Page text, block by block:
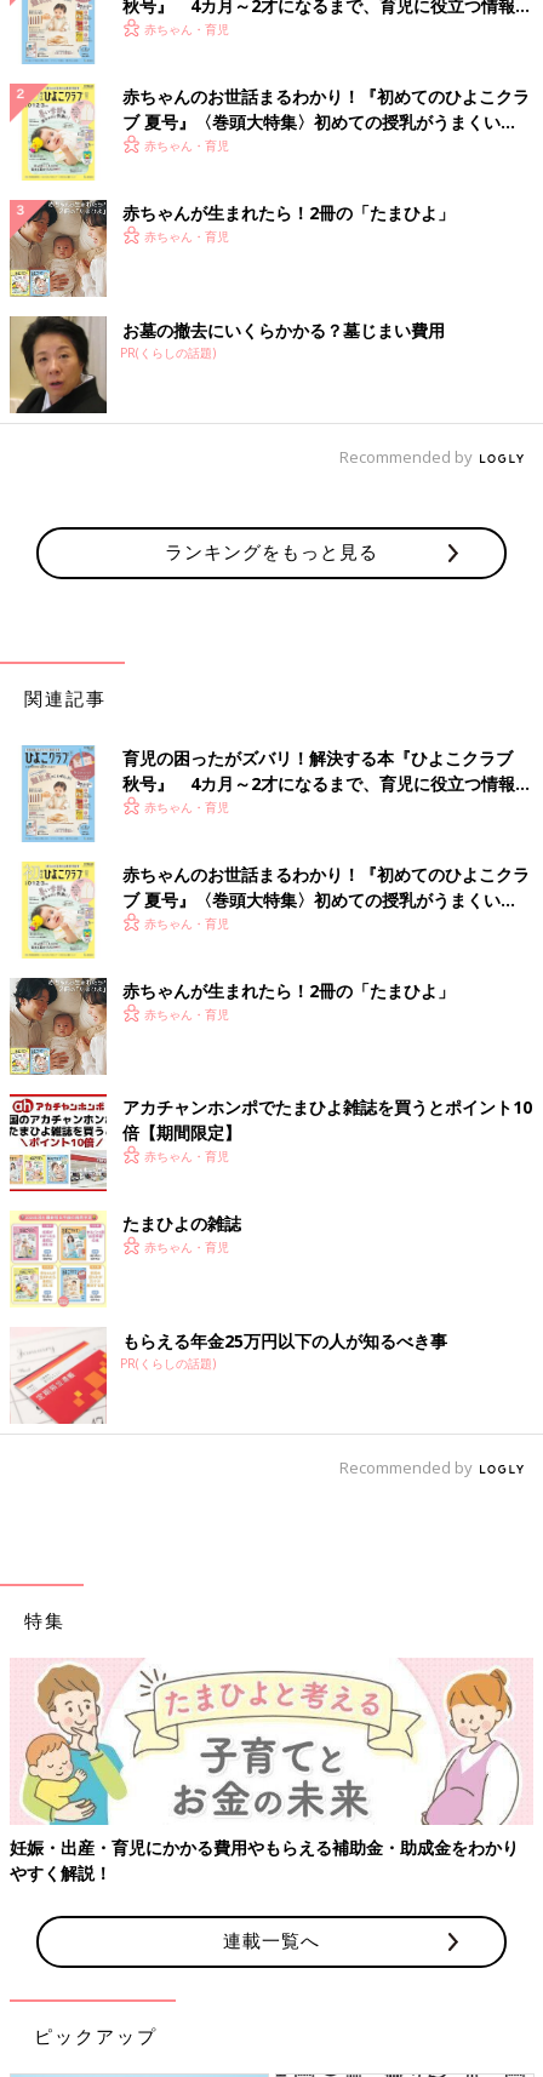
秋号』 4カ月～2才になるまで、育児に役立つ情報が
いっぱい！
赤ちゃん・育児
赤ちゃんのお世話まるわかり！『初めてのひよこクラ
ブ 夏号』〈巻頭大特集〉初めての授乳がうまくい
く！ おっぱい・ミルクの基本と夏のトラブル 解決テ
赤ちゃん・育児
赤ちゃんが生まれたら！2冊の「たまひよ」
赤ちゃん・育児
お墓の撤去にいくらかかる？墓じまい費用
PR(くらしの話題)
Recommended by
ランキングをもっと見る
関連記事
育児の困ったがズバリ！解決する本『ひよこクラブ
秋号』 4カ月～2才になるまで、育児に役立つ情報が
いっぱい！
赤ちゃん・育児
赤ちゃんのお世話まるわかり！『初めてのひよこクラ
ブ 夏号』〈巻頭大特集〉初めての授乳がうまくい
く！ おっぱい・ミルクの基本と夏のトラブル 解決テ
赤ちゃん・育児
赤ちゃんが生まれたら！2冊の「たまひよ」
赤ちゃん・育児
アカチャンホンポでたまひよ雑誌を買うとポイント10
倍【期間限定】
赤ちゃん・育児
たまひよの雑誌
赤ちゃん・育児
もらえる年金25万円以下の人が知るべき事
PR(くらしの話題)
Recommended by
特集
育児にかかる費用やもらえる補助金・助成金をわかり
【ワクチ
連載一覧へ
ピックアップ